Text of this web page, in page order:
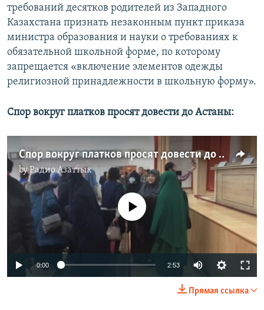
требований десятков родителей из Западного
Казахстана признать незаконным пункт приказа
министра образования и науки о требованиях к
обязательной школьной форме, по которому
запрещается «включение элементов одежды
религиозной принадлежности в школьную форму».
Спор вокруг платков просят довести до Астаны:
Спор вокруг платков просят довести до Астаны
byРадио Азаттык
No media source currently available
0:00 2:53
Прямая ссылка